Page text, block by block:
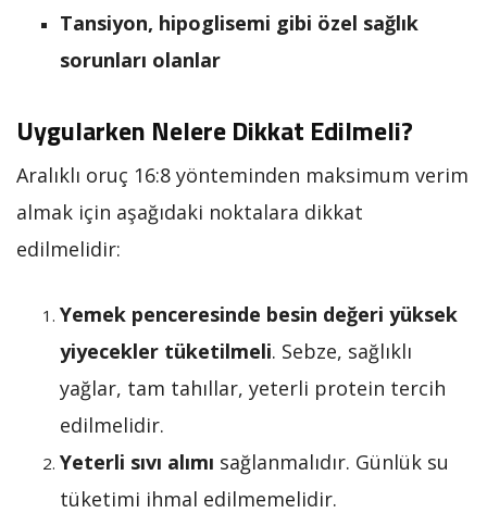
Tansiyon, hipoglisemi gibi özel sağlık
sorunları olanlar
Uygularken Nelere Dikkat Edilmeli?
Aralıklı oruç 16:8 yönteminden maksimum verim
almak için aşağıdaki noktalara dikkat
edilmelidir:
Yemek penceresinde besin değeri yüksek
yiyecekler tüketilmeli. Sebze, sağlıklı
yağlar, tam tahıllar, yeterli protein tercih
edilmelidir.
Yeterli sıvı alımı sağlanmalıdır. Günlük su
tüketimi ihmal edilmemelidir.